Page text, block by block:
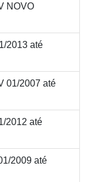
NOVO
2013 até
01/2007 até
2012 até
2009 até